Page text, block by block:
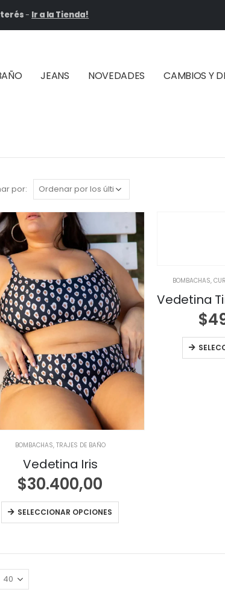
- Ir a la Tienda!
JEANS NOVEDADES CAMBIOS Y
por:
BOMBACHAS, TRAJES DE BAÑO
Vedetina Iris
$30.400,00
SELECCIONAR OPCIONES
BOMBACHAS,
$